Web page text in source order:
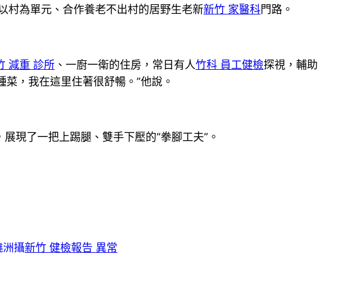
為單元、合作養老不出村的居野生老新新竹 家醫科門路。
減重 診所 、一廚一衛的住房，常日有人竹科 員工健檢探視，輔助
，我在這里住著很舒暢。”他說。
了一把上踢腿、雙手下壓的“拳腳工夫”。
洲攝新竹 健檢報告 異常